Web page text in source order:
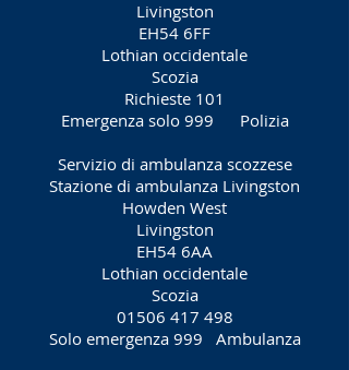
Livingston
EH54 6FF
Lothian occidentale
Scozia
Richieste 101
Emergenza solo 999
Polizia
Servizio di ambulanza scozzese
Stazione di ambulanza Livingston
Howden West
Livingston
EH54 6AA
Lothian occidentale
Scozia
01506 417 498
Solo emergenza 999
Ambulanza